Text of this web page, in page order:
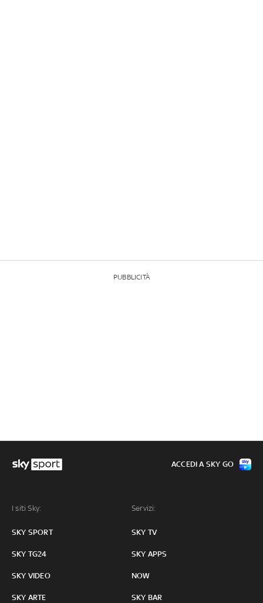
PUBBLICITÀ
I siti Sky:
SKY SPORT
SKY TG24
SKY VIDEO
SKY ARTE
Servizi:
SKY TV
SKY APPS
NOW
SKY BAR
ACCEDI A SKY GO